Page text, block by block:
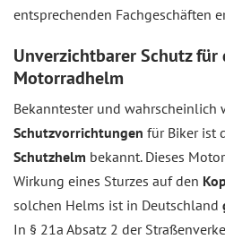
entsprechenden Fachgeschäften
Unverzichtbarer Schutz für
Motorradhelm
Bekanntester und wahrscheinlich
Schutzvorrichtungen für Biker ist
Schutzhelm bekannt. Dieses
Wirkung eines Sturzes auf den
solchen Helms ist in Deutschland
In § 21a Absatz 2 der